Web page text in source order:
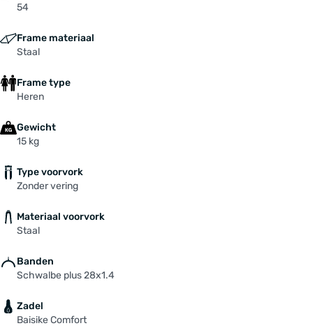
54
Frame materiaal
Staal
Frame type
Heren
Gewicht
15 kg
Type voorvork
Zonder vering
Materiaal voorvork
Staal
Banden
Schwalbe plus 28x1.4
Zadel
Baisike Comfort